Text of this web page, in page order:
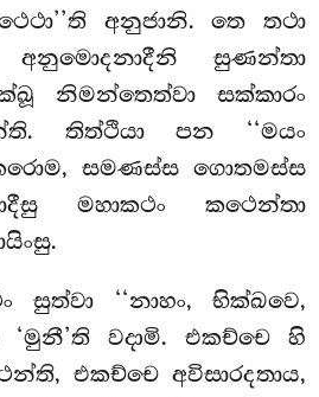
අනුජානි. තෙ තථා
අනුමොදනාදීනි සුණන්තා
නිමන්තෙත්වා සක්කාරං
තිත්ථියා පන ‘‘මයං
සමණස්ස ගොතමස්ස
මහාකථං කථෙන්තා
සුත්වා ‘‘නාහං, භික්ඛවෙ,
වදාමි. එකච්චෙ හි
එකච්චෙ අවිසාරදතාය,